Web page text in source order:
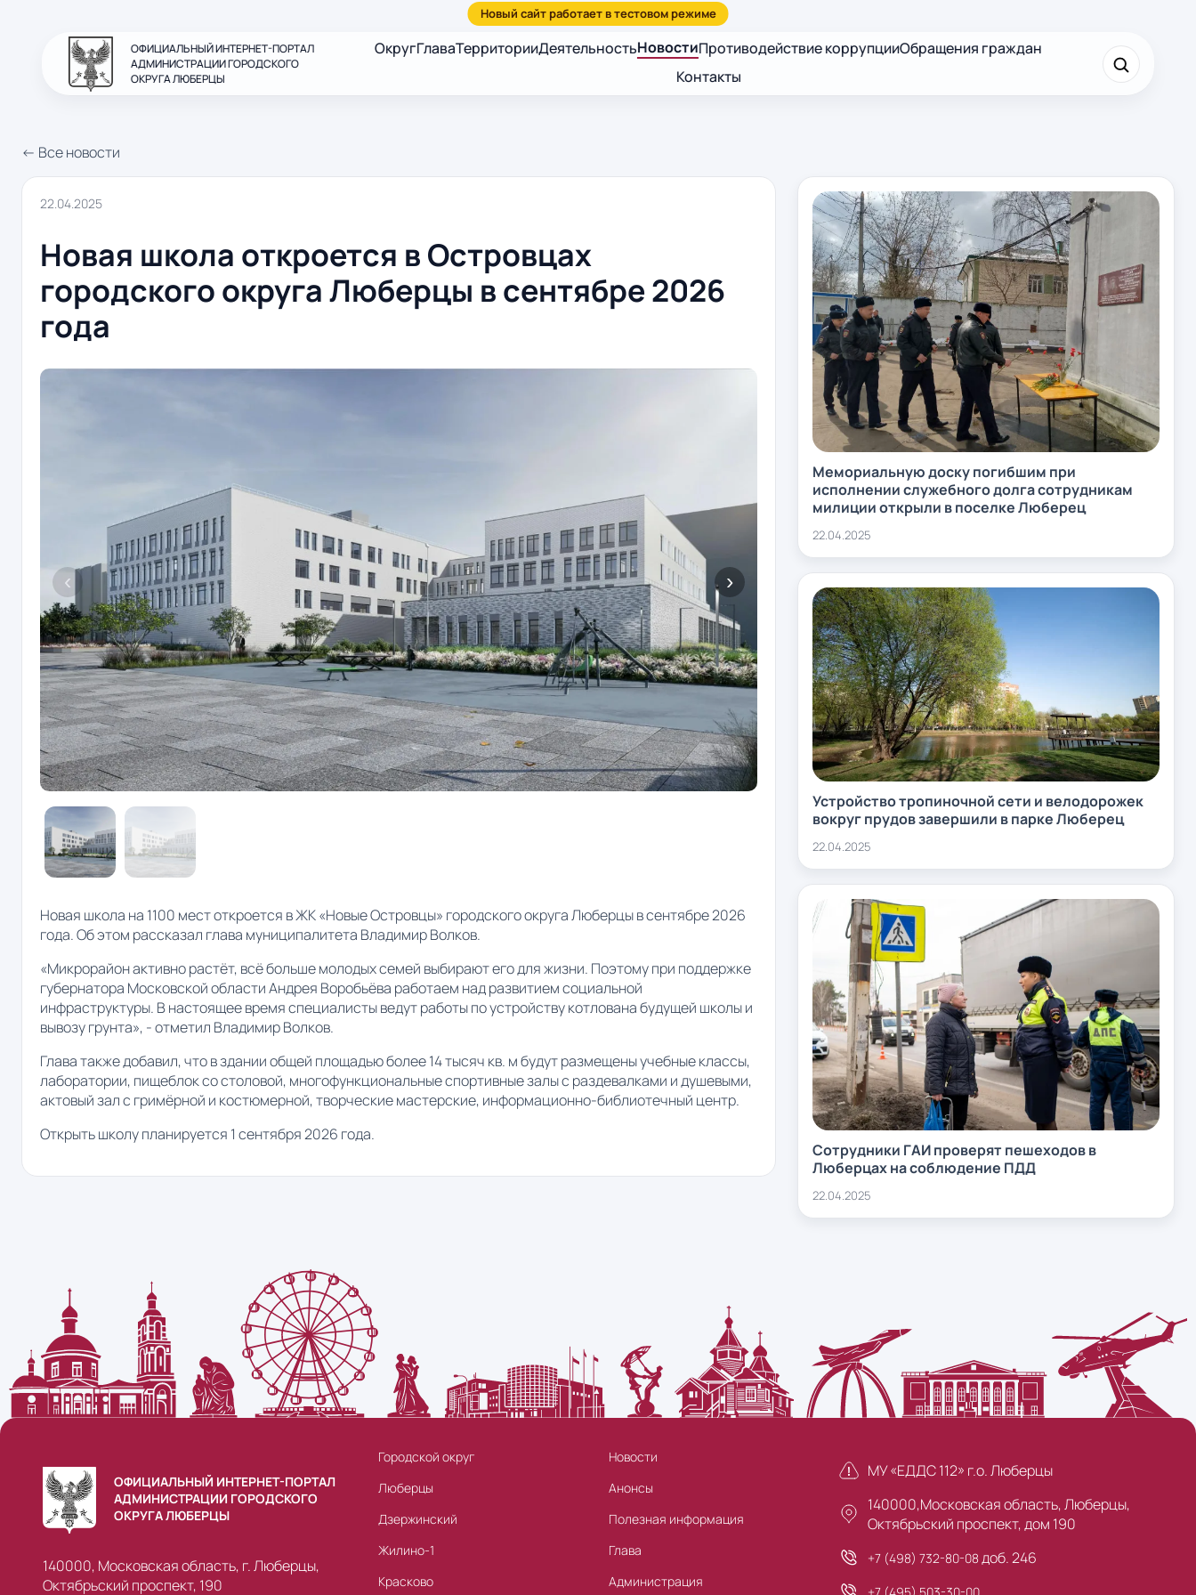
ОФИЦИАЛЬНЫЙ ИНТЕРНЕТ-ПОРТАЛ
АДМИНИСТРАЦИИ ГОРОДСКОГО
ОКРУГА ЛЮБЕРЦЫ
ОкругГлаваТерриторииДеятельностьНовостиПротиводействие коррупцииОбращения граждан
Контакты
← Все новости
22.04.2025
Новая школа откроется в Островцах
городского округа Люберцы в сентябре 2026
года
Новая школа на 1100 мест откроется в ЖК «Новые Островцы» городского округа Люберцы в сентябре 2026
года. Об этом рассказал глава муниципалитета Владимир Волков.
«Микрорайон активно растёт, всё больше молодых семей выбирают его для жизни. Поэтому при поддержке
губернатора Московской области Андрея Воробьёва работаем над развитием социальной
инфраструктуры. В настоящее время специалисты ведут работы по устройству котлована будущей школы и
вывозу грунта», - отметил Владимир Волков.
Глава также добавил, что в здании общей площадью более 14 тысяч кв. м будут размещены учебные классы,
лаборатории, пищеблок со столовой, многофункциональные спортивные залы с раздевалками и душевыми,
актовый зал с гримёрной и костюмерной, творческие мастерские, информационно-библиотечный центр.
Открыть школу планируется 1 сентября 2026 года.
Мемориальную доску погибшим при
исполнении служебного долга сотрудникам
милиции открыли в поселке Люберец
22.04.2025
Устройство тропиночной сети и велодорожек
вокруг прудов завершили в парке Люберец
22.04.2025
Сотрудники ГАИ проверят пешеходов в
Люберцах на соблюдение ПДД
22.04.2025
ОФИЦИАЛЬНЫЙ ИНТЕРНЕТ-ПОРТАЛ
АДМИНИСТРАЦИИ ГОРОДСКОГО
ОКРУГА ЛЮБЕРЦЫ
140000, Московская область, г. Люберцы,
Октябрьский проспект, 190
Городской округ
Люберцы
Дзержинский
Жилино-1
Красково
Новости
Анонсы
Полезная информация
Глава
Администрация
МУ «ЕДДС 112» г.о. Люберцы
140000,Московская область, Люберцы,
Октябрьский проспект, дом 190
+7 (498) 732-80-08 доб. 246